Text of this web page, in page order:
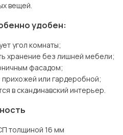
вещей.
удобен:
угол комнаты;
хранение без лишней мебели;
фасадом;
прихожей или гардеробной;
в скандинавский интерьер.
толщиной 16 мм